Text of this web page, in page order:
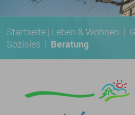
Startseite | Leben & Wohnen |
Soziales | Beratung